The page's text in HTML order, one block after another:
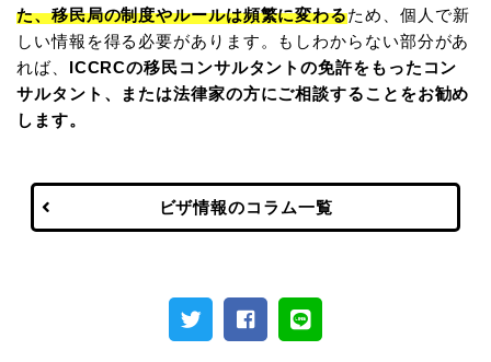
た、移民局の制度やルールは頻繁に変わるため、個人で新
しい情報を得る必要があります。もしわからない部分があ
れば、 ICCRCの移民コンサルタントの免許をもったコン
サルタント、または法律家の方にご相談することをお勧め
します。
ビザ情報のコラム一覧